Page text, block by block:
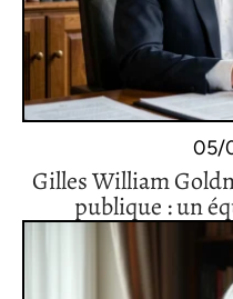
05/
Gilles William
publique : un